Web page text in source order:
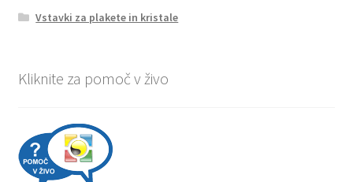
Vstavki za plakete in kristale
Kliknite za pomoč v živo